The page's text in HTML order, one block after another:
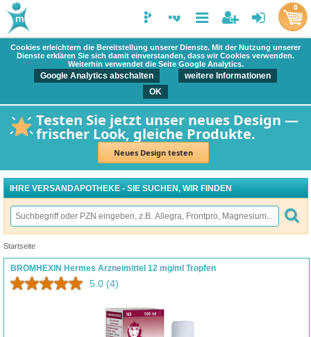
Cookies erleichtern die Bereitstellung unserer Dienste. Mit der Nutzung unserer
Dienste erklären Sie sich damit einverstanden, dass wir Cookies verwenden.
Weiterhin verwendet die Seite Google Analytics.
Google Analytics abschalten
weitere Informationen
OK
Testen Sie jetzt unser neues Design —
frischer Look, gleiche Produkte.
Neues Design testen
0
IHRE VERSANDAPOTHEKE - SIE SUCHEN, WIR FINDEN
Startseite
BROMHEXIN Hermes Arzneimittel 12 mg/ml Tropfen
5.0 (4)